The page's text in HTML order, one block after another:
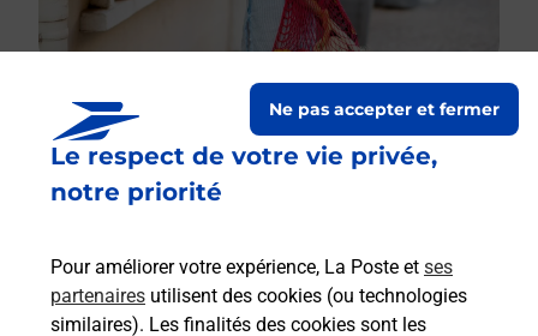
Le respect de votre vie privée,
notre priorité
Pour améliorer votre expérience, La Poste et ses
partenaires utilisent des cookies (ou technologies
similaires). Les finalités des cookies sont les
Ne pas accepter et fermer
Boîte aux lettres La Poste
22 Petite Rue De Bussy
51320 Vatry
Le lien s'ouvre dans un nouvel onglet